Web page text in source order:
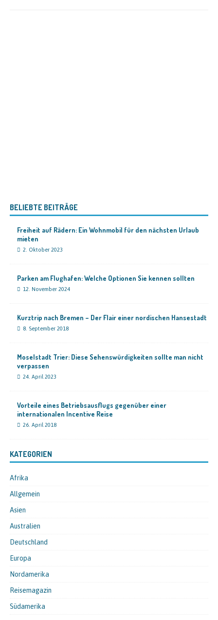
BELIEBTE BEITRÄGE
Freiheit auf Rädern: Ein Wohnmobil für den nächsten Urlaub
mieten
2. Oktober 2023
Parken am Flughafen: Welche Optionen Sie kennen sollten
12. November 2024
Kurztrip nach Bremen – Der Flair einer nordischen Hansestadt
8. September 2018
Moselstadt Trier: Diese Sehenswürdigkeiten sollte man nicht
verpassen
24. April 2023
Vorteile eines Betriebsausflugs gegenüber einer
internationalen Incentive Reise
26. April 2018
KATEGORIEN
Afrika
Allgemein
Asien
Australien
Deutschland
Europa
Nordamerika
Reisemagazin
Südamerika